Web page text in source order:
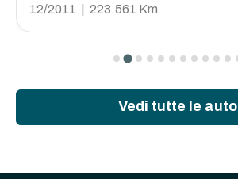
12/2011 | 223.561 Km
Vedi tutte le auto